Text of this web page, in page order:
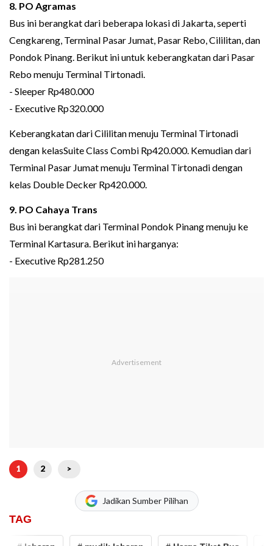
8. PO Agramas
Bus ini berangkat dari beberapa lokasi di Jakarta, seperti
Cengkareng, Terminal Pasar Jumat, Pasar Rebo, Cililitan, dan
Pondok Pinang. Berikut ini untuk keberangkatan dari Pasar
Rebo menuju Terminal Tirtonadi.
- Sleeper Rp480.000
- Executive Rp320.000
Keberangkatan dari Cililitan menuju Terminal Tirtonadi
dengan kelasSuite Class Combi Rp420.000. Kemudian dari
Terminal Pasar Jumat menuju Terminal Tirtonadi dengan
kelas Double Decker Rp420.000.
9. PO Cahaya Trans
Bus ini berangkat dari Terminal Pondok Pinang menuju ke
Terminal Kartasura. Berikut ini harganya:
- Executive Rp281.250
1 2 >
Jadikan Sumber Pilihan
TAG